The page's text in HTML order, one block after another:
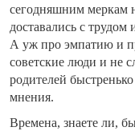
сегодняшним меркам
доставались с
А уж про эмпатию и
советские люди и не
родителей
мнения.
Времена, знаете ли,